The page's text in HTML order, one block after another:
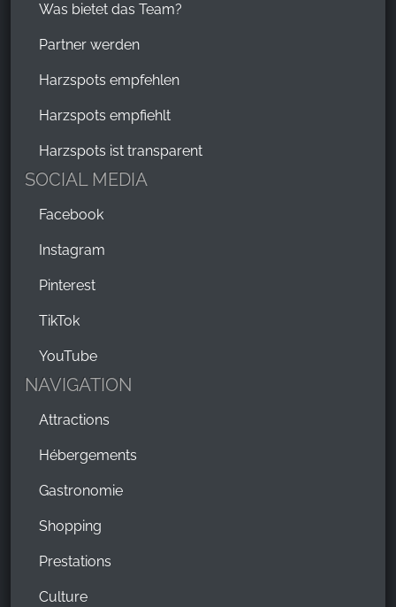
Was bietet das Team?
Partner werden
Harzspots empfehlen
Harzspots empfiehlt
Harzspots ist transparent
SOCIAL MEDIA
Facebook
Instagram
Pinterest
TikTok
YouTube
NAVIGATION
Attractions
Hébergements
Gastronomie
Shopping
Prestations
Culture